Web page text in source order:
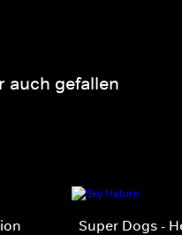
auch gefallen
Super Dogs -